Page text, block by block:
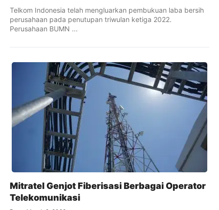
Telkom Indonesia telah mengluarkan pembukuan laba bersih
perusahaan pada penutupan triwulan ketiga 2022.
Perusahaan BUMN ...
Mitratel Genjot Fiberisasi Berbagai Operator
Telekomunikasi